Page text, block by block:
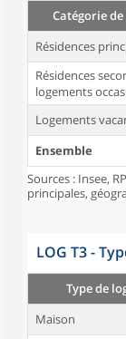
Catégorie
Résidences
Résidences
logements
Logements
Ensemble
Sources : Insee,
principales,
LOG T3 -
Type de
Maison